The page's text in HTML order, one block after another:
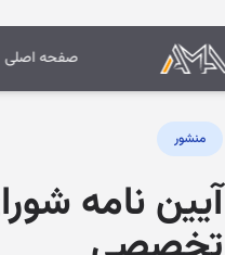
صفحه اصلی
منشور
آیین نامه